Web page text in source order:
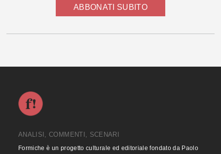
ABBONATI SUBITO
ANALISI, COMMENTI, SCENARI
Formiche è un progetto culturale ed editoriale fondato da Paolo